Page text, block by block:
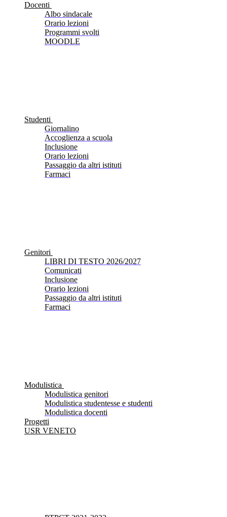
Docenti
Albo sindacale
Orario lezioni
Programmi svolti
MOODLE
Studenti
Giornalino
Accoglienza a scuola
Inclusione
Orario lezioni
Passaggio da altri istituti
Farmaci
Genitori
LIBRI DI TESTO 2026/2027
Comunicati
Inclusione
Orario lezioni
Passaggio da altri istituti
Farmaci
Modulistica
Modulistica genitori
Modulistica studentesse e studenti
Modulistica docenti
Progetti
USR VENETO